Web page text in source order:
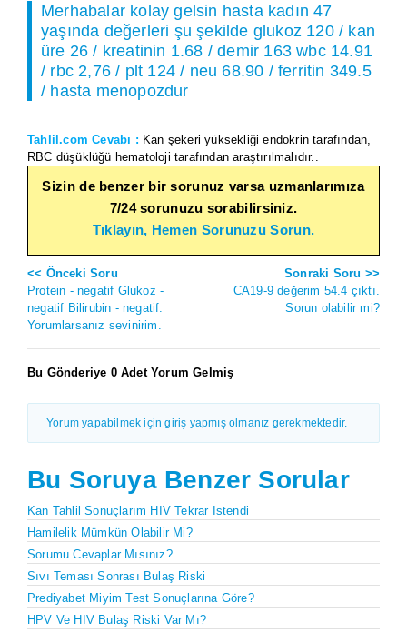
Merhabalar kolay gelsin hasta kadın 47
yaşında değerleri şu şekilde glukoz 120 / kan
üre 26 / kreatinin 1.68 / demir 163 wbc 14.91
/ rbc 2,76 / plt 124 / neu 68.90 / ferritin 349.5
/ hasta menopozdur
Tahlil.com Cevabı : Kan şekeri yüksekliği endokrin tarafından,
RBC düşüklüğü hematoloji tarafından araştırılmalıdır..
Sizin de benzer bir sorunuz varsa uzmanlarımıza
7/24 sorunuzu sorabilirsiniz.
Tıklayın, Hemen Sorunuzu Sorun.
<< Önceki Soru
Protein - negatif Glukoz -
negatif Bilirubin - negatif.
Yorumlarsanız sevinirim.
Sonraki Soru >>
CA19-9 değerim 54.4 çıktı.
Sorun olabilir mi?
Bu Gönderiye 0 Adet Yorum Gelmiş
Yorum yapabilmek için giriş yapmış olmanız gerekmektedir.
Bu Soruya Benzer Sorular
Kan Tahlil Sonuçlarım HIV Tekrar Istendi
Hamilelik Mümkün Olabilir Mi?
Sorumu Cevaplar Mısınız?
Sıvı Teması Sonrası Bulaş Riski
Prediyabet Miyim Test Sonuçlarına Göre?
HPV Ve HIV Bulaş Riski Var Mı?